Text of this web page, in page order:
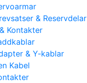
& Reservdelar
Kontakter
& Y-kablar
Kabel